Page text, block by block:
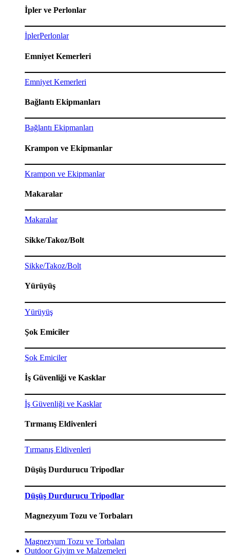
İpler ve Perlonlar
İplerPerlonlar
Emniyet Kemerleri
Emniyet Kemerleri
Bağlantı Ekipmanları
Bağlantı Ekipmanları
Krampon ve Ekipmanlar
Krampon ve Ekipmanlar
Makaralar
Makaralar
Sikke/Takoz/Bolt
Sikke/Takoz/Bolt
Yürüyüş
Yürüyüş
Şok Emiciler
Şok Emiciler
İş Güvenliği ve Kasklar
İş Güvenliği ve Kasklar
Tırmanış Eldivenleri
Tırmanış Eldivenleri
Düşüş Durdurucu Tripodlar
Düşüş Durdurucu Tripodlar
Magnezyum Tozu ve Torbaları
Magnezyum Tozu ve Torbaları
Outdoor Giyim ve Malzemeleri